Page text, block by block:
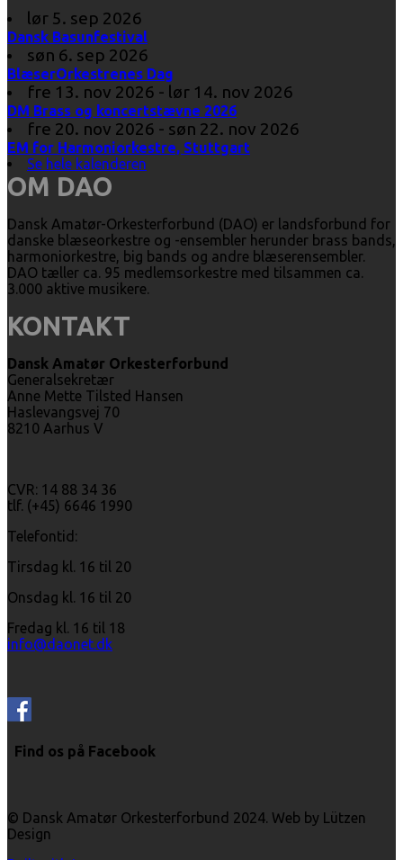
lør 5. sep 2026
Dansk Basunfestival
søn 6. sep 2026
BlæserOrkestrenes Dag
fre 13. nov 2026 - lør 14. nov 2026
DM Brass og koncertstævne 2026
fre 20. nov 2026 - søn 22. nov 2026
EM for Harmoniorkestre, Stuttgart
Se hele kalenderen
OM DAO
Dansk Amatør-Orkesterforbund (DAO) er landsforbund for
danske blæseorkestre og -ensembler herunder brass bands,
harmoniorkestre, big bands og andre blæserensembler.
DAO tæller ca. 95 medlemsorkestre med tilsammen ca.
3.000 aktive musikere.
KONTAKT
Dansk Amatør Orkesterforbund
Generalsekretær
Anne Mette Tilsted Hansen
Haslevangsvej 70
8210 Aarhus V
CVR: 14 88 34 36
tlf. (+45) 6646 1990
Telefontid:
Tirsdag kl. 16 til 20
Onsdag kl. 16 til 20
Fredag kl. 16 til 18
info@daonet.dk
Find os på Facebook
© Dansk Amatør Orkesterforbund 2024. Web by Lützen
Design